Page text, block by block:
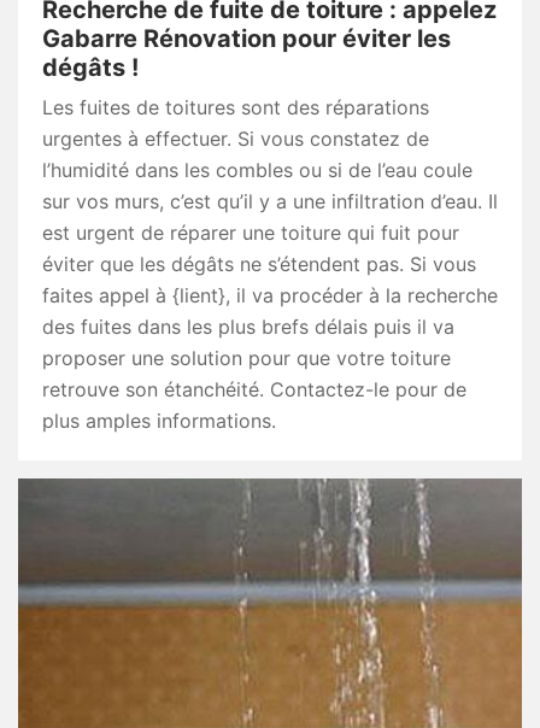
Recherche de fuite de toiture : appelez
Gabarre Rénovation pour éviter les
dégâts !
Les fuites de toitures sont des réparations
urgentes à effectuer. Si vous constatez de
l’humidité dans les combles ou si de l’eau coule
sur vos murs, c’est qu’il y a une infiltration d’eau. Il
est urgent de réparer une toiture qui fuit pour
éviter que les dégâts ne s’étendent pas. Si vous
faites appel à {lient}, il va procéder à la recherche
des fuites dans les plus brefs délais puis il va
proposer une solution pour que votre toiture
retrouve son étanchéité. Contactez-le pour de
plus amples informations.